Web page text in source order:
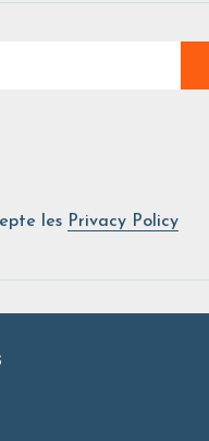
les Privacy Policy